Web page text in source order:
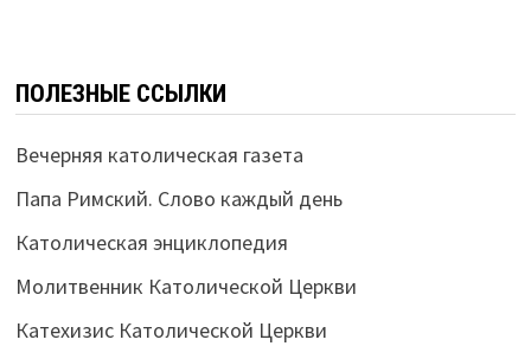
ПОЛЕЗНЫЕ ССЫЛКИ
Вечерняя католическая газета
Папа Римский. Слово каждый день
Католическая энциклопедия
Молитвенник Католической Церкви
Катехизис Католической Церкви